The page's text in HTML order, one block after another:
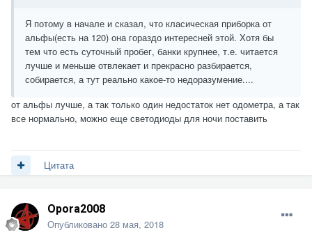
Я потому в начале и сказал, что класическая приборка от
альфы(есть на 120) она гораздо интересней этой. Хотя бы
тем что есть суточный пробег, банки крупнее, т.е. читается
лучше и меньше отвлекает и прекрасно разбирается,
собирается, а тут реально какое-то недоразумение....
от альфы лучше, а так только один недостаток нет одометра, а так
все нормально, можно еще светодиоды для ночи поставить
Цитата
Opora2008
Опубликовано 28 мая, 2018